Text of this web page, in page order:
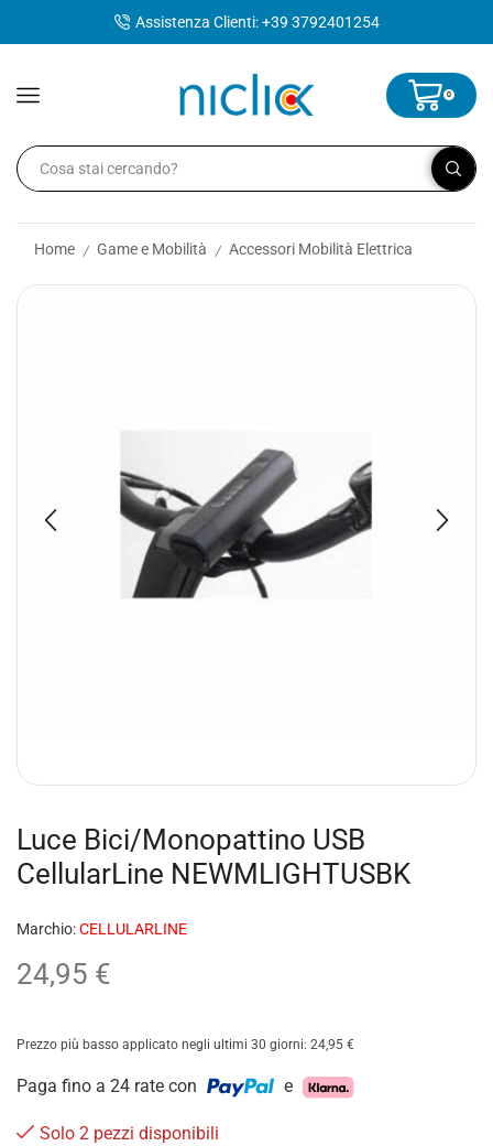
Assistenza Clienti: +39 3792401254
0
Home / Game e Mobilità / Accessori Mobilità Elettrica
Luce Bici/Monopattino USB
CellularLine NEWMLIGHTUSBK
Marchio:CELLULARLINE
24,95 €
Prezzo più basso applicato negli ultimi 30 giorni: 24,95 €
Paga fino a 24 rate con e
Solo 2 pezzi disponibili